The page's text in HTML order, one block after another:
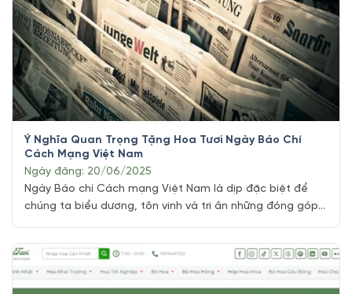
Ý Nghĩa Quan Trọng Tặng Hoa Tươi Ngày Báo Chí
Cách Mạng Việt Nam
Ngày đăng: 20/06/2025
Ngày Báo chí Cách mạng Việt Nam là dịp đặc biệt để
chúng ta biểu dương, tôn vinh và tri ân những đóng góp
của đất nước trong những năm tháng cách mạng. Trong
những ngày này, hoạt động tặng hoa trở thành [...]